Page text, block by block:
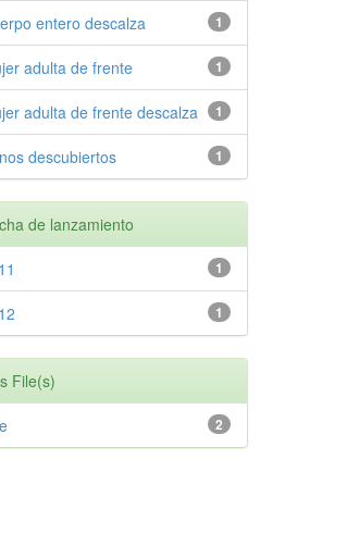
1
entero descalza
1
adulta de frente
1
adulta de frente descalza
1
descubiertos
de lanzamiento
1
1
File(s)
2